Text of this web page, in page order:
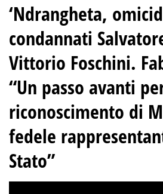
‘Ndrangheta,
condannati
Vittorio Foschini.
“Un passo avanti
riconoscimento di
fedele
Stato”